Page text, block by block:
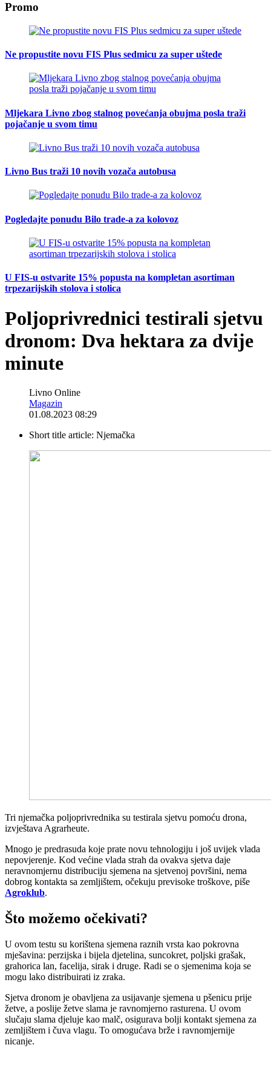
Promo
Ne propustite novu FIS Plus sedmicu za super uštede
Mljekara Livno zbog stalnog povećanja obujma posla traži
pojačanje u svom timu
Livno Bus traži 10 novih vozača autobusa
Pogledajte ponudu Bilo trade-a za kolovoz
U FIS-u ostvarite 15% popusta na kompletan asortiman
trpezarijskih stolova i stolica
Poljoprivrednici testirali sjetvu
dronom: Dva hektara za dvije
minute
Livno Online
Magazin
01.08.2023 08:29
Short title article: Njemačka
Tri njemačka poljoprivrednika su testirala sjetvu pomoću drona,
izvještava Agrarheute.
Mnogo je predrasuda koje prate novu tehnologiju i još uvijek vlada
nepovjerenje. Kod većine vlada strah da ovakva sjetva daje
neravnomjernu distribuciju sjemena na sjetvenoj površini, nema
dobrog kontakta sa zemljištem, očekuju previsoke troškove, piše
Agroklub.
Što možemo očekivati?
U ovom testu su korištena sjemena raznih vrsta kao pokrovna
mješavina: perzijska i bijela djetelina, suncokret, poljski grašak,
grahorica lan, facelija, sirak i druge. Radi se o sjemenima koja se
mogu lako distribuirati iz zraka.
Sjetva dronom je obavljena za usijavanje sjemena u pšenicu prije
žetve, a poslije žetve slama je ravnomjerno rasturena. U ovom
slučaju slama djeluje kao malč, osigurava bolji kontakt sjemena za
zemljištem i čuva vlagu. To omogućava brže i ravnomjernije
nicanje.